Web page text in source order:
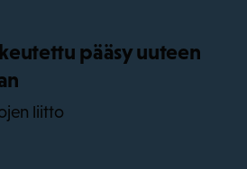
pääsy uuteen
liitto